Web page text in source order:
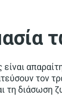
είναι
τον
τη διάσωση